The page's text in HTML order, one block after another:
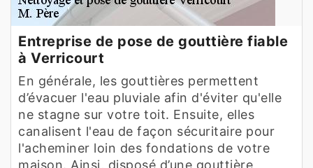
Entreprise de pose de gouttière fiable
à Verricourt
En générale, les gouttières permettent
d’évacuer l'eau pluviale afin d'éviter qu'elle
ne stagne sur votre toit. Ensuite, elles
canalisent l'eau de façon sécuritaire pour
l'acheminer loin des fondations de votre
maison. Ainsi, disposé d’une gouttière